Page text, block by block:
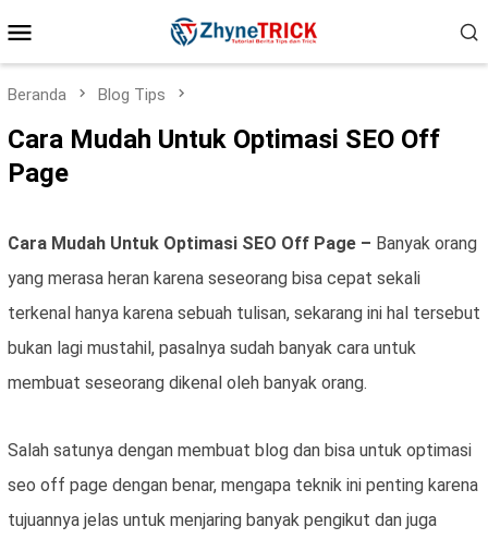
ke
Mobile
Beranda Blog Tips
Cara Mudah Untuk Optimasi SEO Off
Page
Cara Mudah Untuk Optimasi SEO Off Page – Banyak orang
yang merasa heran karena seseorang bisa cepat sekali
terkenal hanya karena sebuah tulisan, sekarang ini hal tersebut
bukan lagi mustahil, pasalnya sudah banyak cara untuk
membuat seseorang dikenal oleh banyak orang.
Salah satunya dengan membuat blog dan bisa untuk optimasi
seo off page dengan benar, mengapa teknik ini penting karena
tujuannya jelas untuk menjaring banyak pengikut dan juga